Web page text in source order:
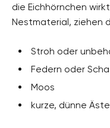
die Eichhörnchen
Nestmaterial, ziehen
Stroh oder
Federn oder
Moos
kurze, dünne Äste